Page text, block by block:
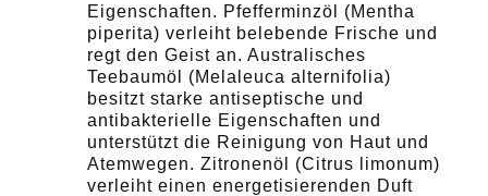
Eigenschaften. Pfefferminzöl (Mentha
piperita) verleiht belebende Frische und
regt den Geist an. Australisches
Teebaumöl (Melaleuca alternifolia)
besitzt starke antiseptische und
antibakterielle Eigenschaften und
unterstützt die Reinigung von Haut und
Atemwegen. Zitronenöl (Citrus limonum)
verleiht einen energetisierenden Duft